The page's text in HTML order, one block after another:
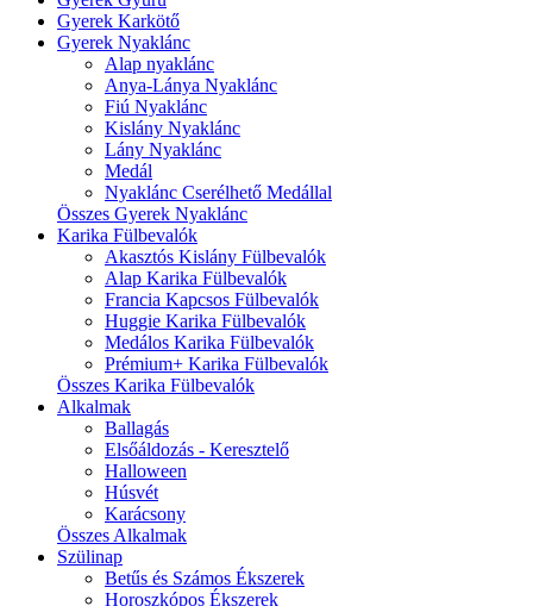
Gyerek Karkötő
Gyerek Nyaklánc
Alap nyaklánc
Anya-Lánya Nyaklánc
Fiú Nyaklánc
Kislány Nyaklánc
Lány Nyaklánc
Medál
Nyaklánc Cserélhető Medállal
Összes Gyerek Nyaklánc
Karika Fülbevalók
Akasztós Kislány Fülbevalók
Alap Karika Fülbevalók
Francia Kapcsos Fülbevalók
Huggie Karika Fülbevalók
Medálos Karika Fülbevalók
Prémium+ Karika Fülbevalók
Összes Karika Fülbevalók
Alkalmak
Ballagás
Elsőáldozás - Keresztelő
Halloween
Húsvét
Karácsony
Összes Alkalmak
Szülinap
Betűs és Számos Ékszerek
Horoszkópos Ékszerek